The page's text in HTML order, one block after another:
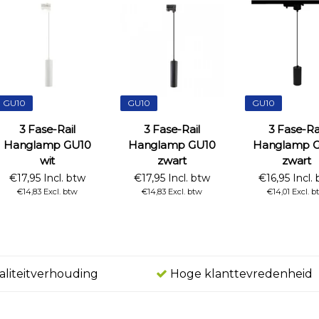
GU10
3 Fase-Rail
Hanglamp GU10
wit
€17,95 Incl. btw
€14,83 Excl. btw
GU10
3 Fase-Rail
Hanglamp GU10
zwart
€17,95 Incl. btw
€14,83 Excl. btw
GU10
3 Fase-
Hanglamp
zwart
€16,95 Incl.
€14,01 Excl.
Hoge klanttevredenheid